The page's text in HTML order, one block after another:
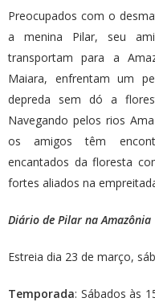
Preocupados com o
a menina Pilar, seu
transportam para a
Maiara, enfrentam um
depreda sem dó a
Navegando pelos rios
os amigos têm
encantados da floresta
fortes aliados na
Diário de Pilar na Amazônia
Estreia dia 23 de março,
Temporada: Sábados às